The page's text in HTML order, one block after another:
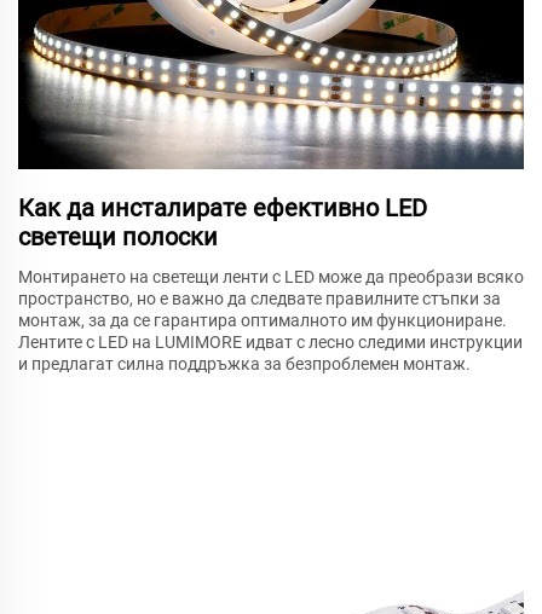
Как да инсталирате ефективно LED
светещи полоски
Монтирането на светещи ленти с LED може да преобрази всяко
пространство, но е важно да следвате правилните стъпки за
монтаж, за да се гарантира оптималното им функциониране.
Лентите с LED на LUMIMORE идват с лесно следими инструкции
и предлагат силна поддръжка за безпроблемен монтаж.